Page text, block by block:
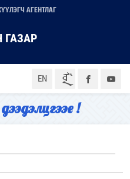
АГЕНТЛАГ
EN ᠮᠣᠨ
!